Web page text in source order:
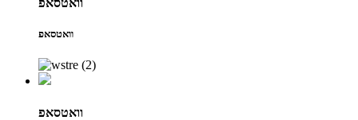
וואטסאפ
וואטסאפ
וואטסאפ